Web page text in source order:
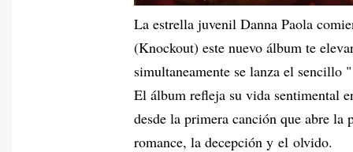
La estrella juvenil Danna Paola
(Knockout) este nuevo álbum te
simultaneamente se lanza el
El álbum refleja su vida sentimental
desde la primera canción que abre la
romance, la decepción y el olvido.